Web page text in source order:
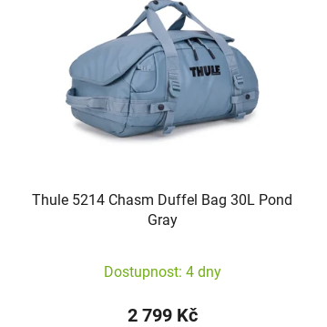
Thule 5214 Chasm Duffel Bag 30L Pond
Gray
Dostupnost: 4 dny
2 799 Kč